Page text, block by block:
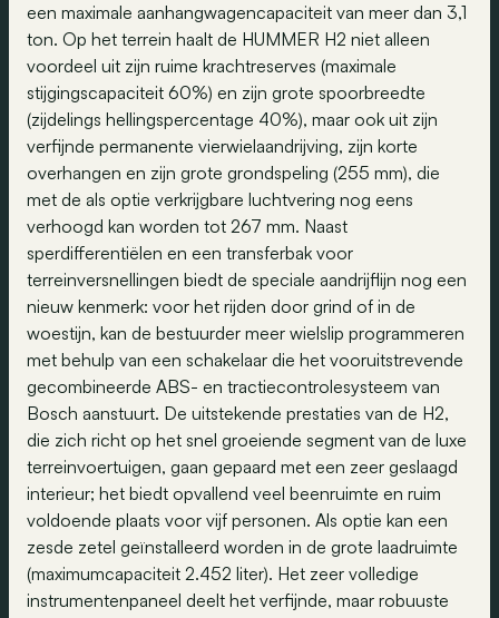
een maximale aanhangwagencapaciteit van meer dan 3,1
ton. Op het terrein haalt de HUMMER H2 niet alleen
voordeel uit zijn ruime krachtreserves (maximale
stijgingscapaciteit 60%) en zijn grote spoorbreedte
(zijdelings hellingspercentage 40%), maar ook uit zijn
verfijnde permanente vierwielaandrijving, zijn korte
overhangen en zijn grote grondspeling (255 mm), die
met de als optie verkrijgbare luchtvering nog eens
verhoogd kan worden tot 267 mm. Naast
sperdifferentiëlen en een transferbak voor
terreinversnellingen biedt de speciale aandrijflijn nog een
nieuw kenmerk: voor het rijden door grind of in de
woestijn, kan de bestuurder meer wielslip programmeren
met behulp van een schakelaar die het vooruitstrevende
gecombineerde ABS- en tractiecontrolesysteem van
Bosch aanstuurt. De uitstekende prestaties van de H2,
die zich richt op het snel groeiende segment van de luxe
terreinvoertuigen, gaan gepaard met een zeer geslaagd
interieur; het biedt opvallend veel beenruimte en ruim
voldoende plaats voor vijf personen. Als optie kan een
zesde zetel geïnstalleerd worden in de grote laadruimte
(maximumcapaciteit 2.452 liter). Het zeer volledige
instrumentenpaneel deelt het verfijnde, maar robuuste